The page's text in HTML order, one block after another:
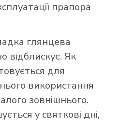
прапора
глянцева
відблискує. Як
для
використання
зовнішнього.
у святкові дні,